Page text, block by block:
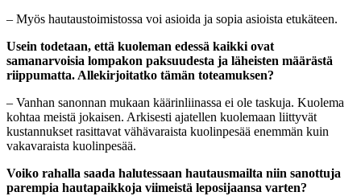
– Myös hautaustoimistossa voi asioida ja sopia asioista etukäteen.
Usein todetaan, että kuoleman edessä kaikki ovat
samanarvoisia lompakon paksuudesta ja läheisten määrästä
riippumatta. Allekirjoitatko tämän toteamuksen?
– Vanhan sanonnan mukaan käärinliinassa ei ole taskuja. Kuolema
kohtaa meistä jokaisen. Arkisesti ajatellen kuolemaan liittyvät
kustannukset rasittavat vähävaraista kuolinpesää enemmän kuin
vakavaraista kuolinpesää.
Voiko rahalla saada halutessaan hautausmailta niin sanottuja
parempia hautapaikkoja viimeistä leposijaansa varten?